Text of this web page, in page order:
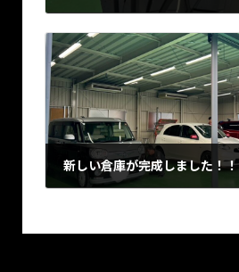
新しい倉庫が完成しました！！